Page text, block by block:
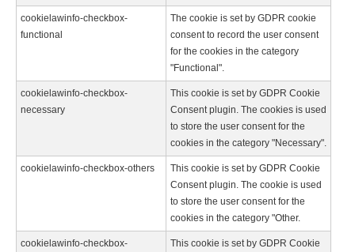
cookielawinfo-checkbox-
functional
The cookie is set by GDPR cookie
consent to record the user consent
for the cookies in the category
"Functional".
cookielawinfo-checkbox-
necessary
This cookie is set by GDPR Cookie
Consent plugin. The cookies is used
to store the user consent for the
cookies in the category "Necessary".
cookielawinfo-checkbox-others
This cookie is set by GDPR Cookie
Consent plugin. The cookie is used
to store the user consent for the
cookies in the category "Other.
cookielawinfo-checkbox-
This cookie is set by GDPR Cookie